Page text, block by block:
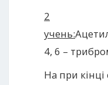
2
учень:
4, 6 –
На при